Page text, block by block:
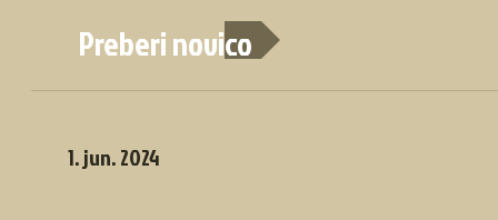
Preberi novico
1. jun. 2024